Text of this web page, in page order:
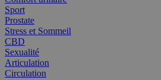
Sport
Prostate
Stress et Sommeil
CBD
Sexualité
Articulation
Circulation